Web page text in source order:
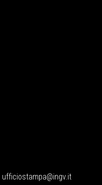
ufficiostampa@ingv.it